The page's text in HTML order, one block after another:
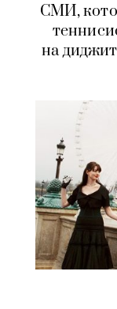
СМИ,
на